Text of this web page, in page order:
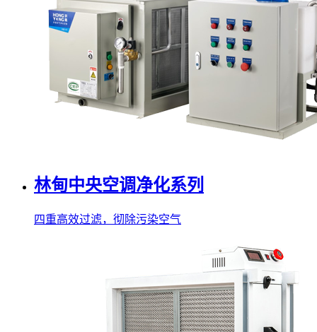
林甸中央空调净化系列
四重高效过滤，彻除污染空气